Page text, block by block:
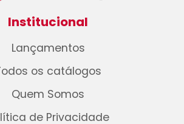
Institucional
Lançamentos
os catálogos
Quem Somos
de Privacidade